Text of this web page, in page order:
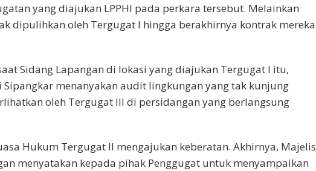
yang diajukan LPPHI pada perkara tersebut. Melainkan
dipulihkan oleh Tergugat I hingga berakhirnya kontrak mereka
Sidang Lapangan di lokasi yang diajukan Tergugat I itu,
Sipangkar menanyakan audit lingkungan yang tak kunjung
oleh Tergugat III di persidangan yang berlangsung
Hukum Tergugat II mengajukan keberatan. Akhirnya, Majelis
menyatakan kepada pihak Penggugat untuk menyampaikan